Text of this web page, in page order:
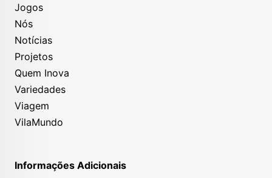
Jogos
Nós
Notícias
Projetos
Quem Inova
Variedades
Viagem
VilaMundo
Informações Adicionais